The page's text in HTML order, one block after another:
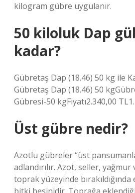
kilogram gübre uygulanır.
50 kiloluk Dap
kadar?
Gübretaş Dap (18.46) 50 kg ile
Gübretaş Dap (18.46) 50
Gübresi-50 kgFiyatı2.340,00 TL1.
Üst gübre nedir?
Azotlu gübreler “üst
adlandırılır. Azot, seller,
toprak yüzeyinde